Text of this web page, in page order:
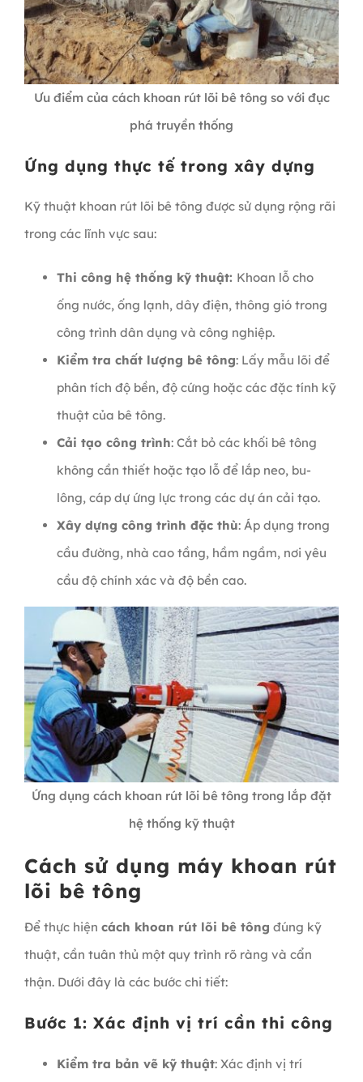
Ưu điểm của cách khoan rút lõi bê tông so với đục
phá truyền thống
Ứng dụng thực tế trong xây dựng
Kỹ thuật khoan rút lõi bê tông được sử dụng rộng rãi
trong các lĩnh vực sau:
Thi công hệ thống kỹ thuật: Khoan lỗ cho
ống nước, ống lạnh, dây điện, thông gió trong
công trình dân dụng và công nghiệp.
Kiểm tra chất lượng bê tông: Lấy mẫu lõi để
phân tích độ bền, độ cứng hoặc các đặc tính kỹ
thuật của bê tông.
Cải tạo công trình: Cắt bỏ các khối bê tông
không cần thiết hoặc tạo lỗ để lắp neo, bu-
lông, cáp dự ứng lực trong các dự án cải tạo.
Xây dựng công trình đặc thù: Áp dụng trong
cầu đường, nhà cao tầng, hầm ngầm, nơi yêu
cầu độ chính xác và độ bền cao.
Ứng dụng cách khoan rút lõi bê tông trong lắp đặt
hệ thống kỹ thuật
Cách sử dụng máy khoan rút
lõi bê tông
Để thực hiện cách khoan rút lõi bê tông đúng kỹ
thuật, cần tuân thủ một quy trình rõ ràng và cẩn
thận. Dưới đây là các bước chi tiết:
Bước 1: Xác định vị trí cần thi công
Kiểm tra bản vẽ kỹ thuật: Xác định vị trí